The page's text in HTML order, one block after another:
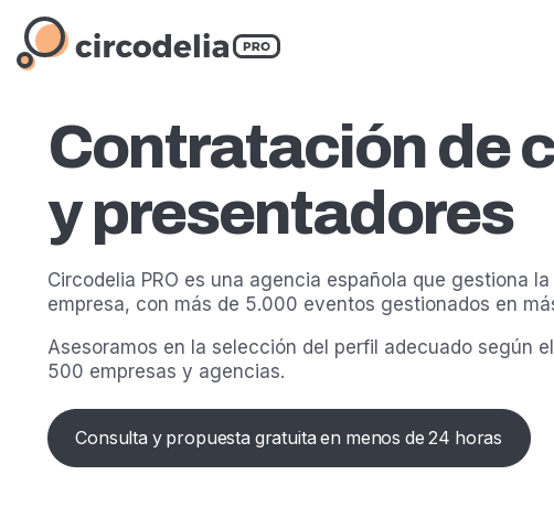
Contratación de
y presentadores
Circodelia PRO es una agencia española que gestiona
empresa, con más de 5.000 eventos gestionados en
Asesoramos en la selección del perfil adecuado según
500 empresas y agencias.
Consulta y propuesta gratuita en menos de 24 horas